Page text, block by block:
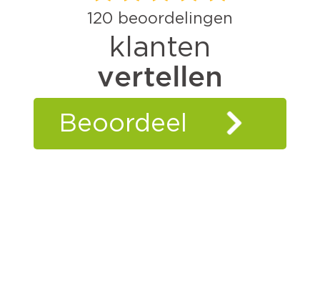
120 beoordelingen
klanten
vertellen
Beoordeel